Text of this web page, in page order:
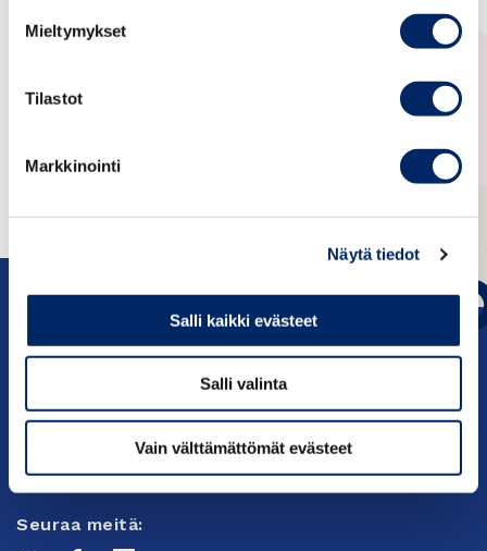
Mieltymykset
Tilastot
Markkinointi
Näytä tiedot
Salli kaikki evästeet
Salli valinta
Vain välttämättömät evästeet
Tervetuloa!
Kari Heliö
c/o Keskuskauppakamari PL 1000, 00101
Helsinki
Seuraa meitä: